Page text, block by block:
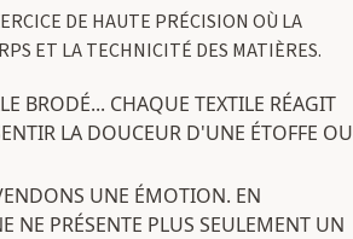
DE HAUTE PRÉCISION OÙ LA
ET LA TECHNICITÉ DES MATIÈRES.
BRODÉ... CHAQUE TEXTILE RÉAGIT
LA DOUCEUR D'UNE ÉTOFFE OU
UNE ÉMOTION. EN
NE PRÉSENTE PLUS SEULEMENT UN